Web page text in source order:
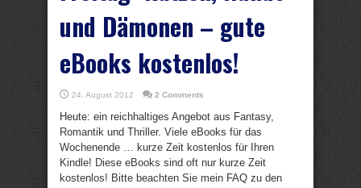
und Dämonen – gute
eBooks kostenlos!
24. August 2012 2 Comments
Heute: ein reichhaltiges Angebot aus Fantasy,
Romantik und Thriller. Viele eBooks für das
Wochenende … kurze Zeit kostenlos für Ihren
Kindle! Diese eBooks sind oft nur kurze Zeit
kostenlos! Bitte beachten Sie mein FAQ zu den